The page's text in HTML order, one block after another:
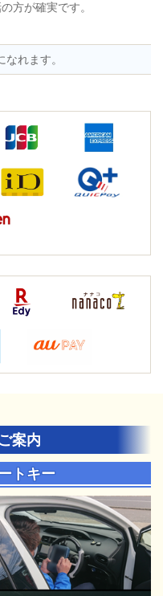
方が確実です。
れます。
案内
トキー